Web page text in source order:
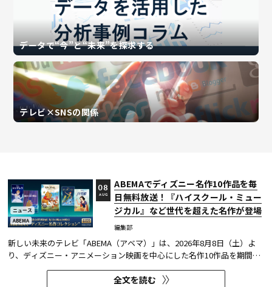
データで“今”と“未来”を探求する
テレビ×SNSの関係
ニュース
ABEMA
ABEMAでディズニー名作10作品を毎
日無料放送！『ハイスクール・ミュー
ジカル』など世代を超えた名作が登場
編集部
08
AUG
新しい未来のテレビ「ABEMA（アベマ）」は、2026年8月8日（土）よ
り、ディズニー・アニメーション映画を中心にした名作10作品を期間限
定で無料放送することを決定した。
全文を読む